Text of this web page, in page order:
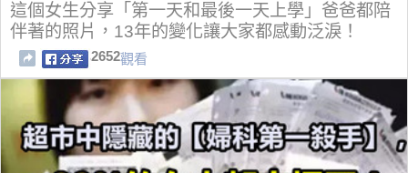
這個女生分享「第一天和最後一天上學」爸爸都陪
伴著的照片，13年的變化讓大家都感動泛淚！
2652觀看